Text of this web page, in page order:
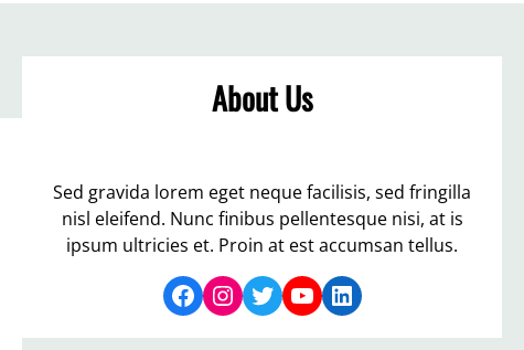
About Us
Sed gravida lorem eget neque facilisis, sed fringilla
nisl eleifend. Nunc finibus pellentesque nisi, at is
ipsum ultricies et. Proin at est accumsan tellus.
Facebook Instagram Twitter YouTube LinkedIn